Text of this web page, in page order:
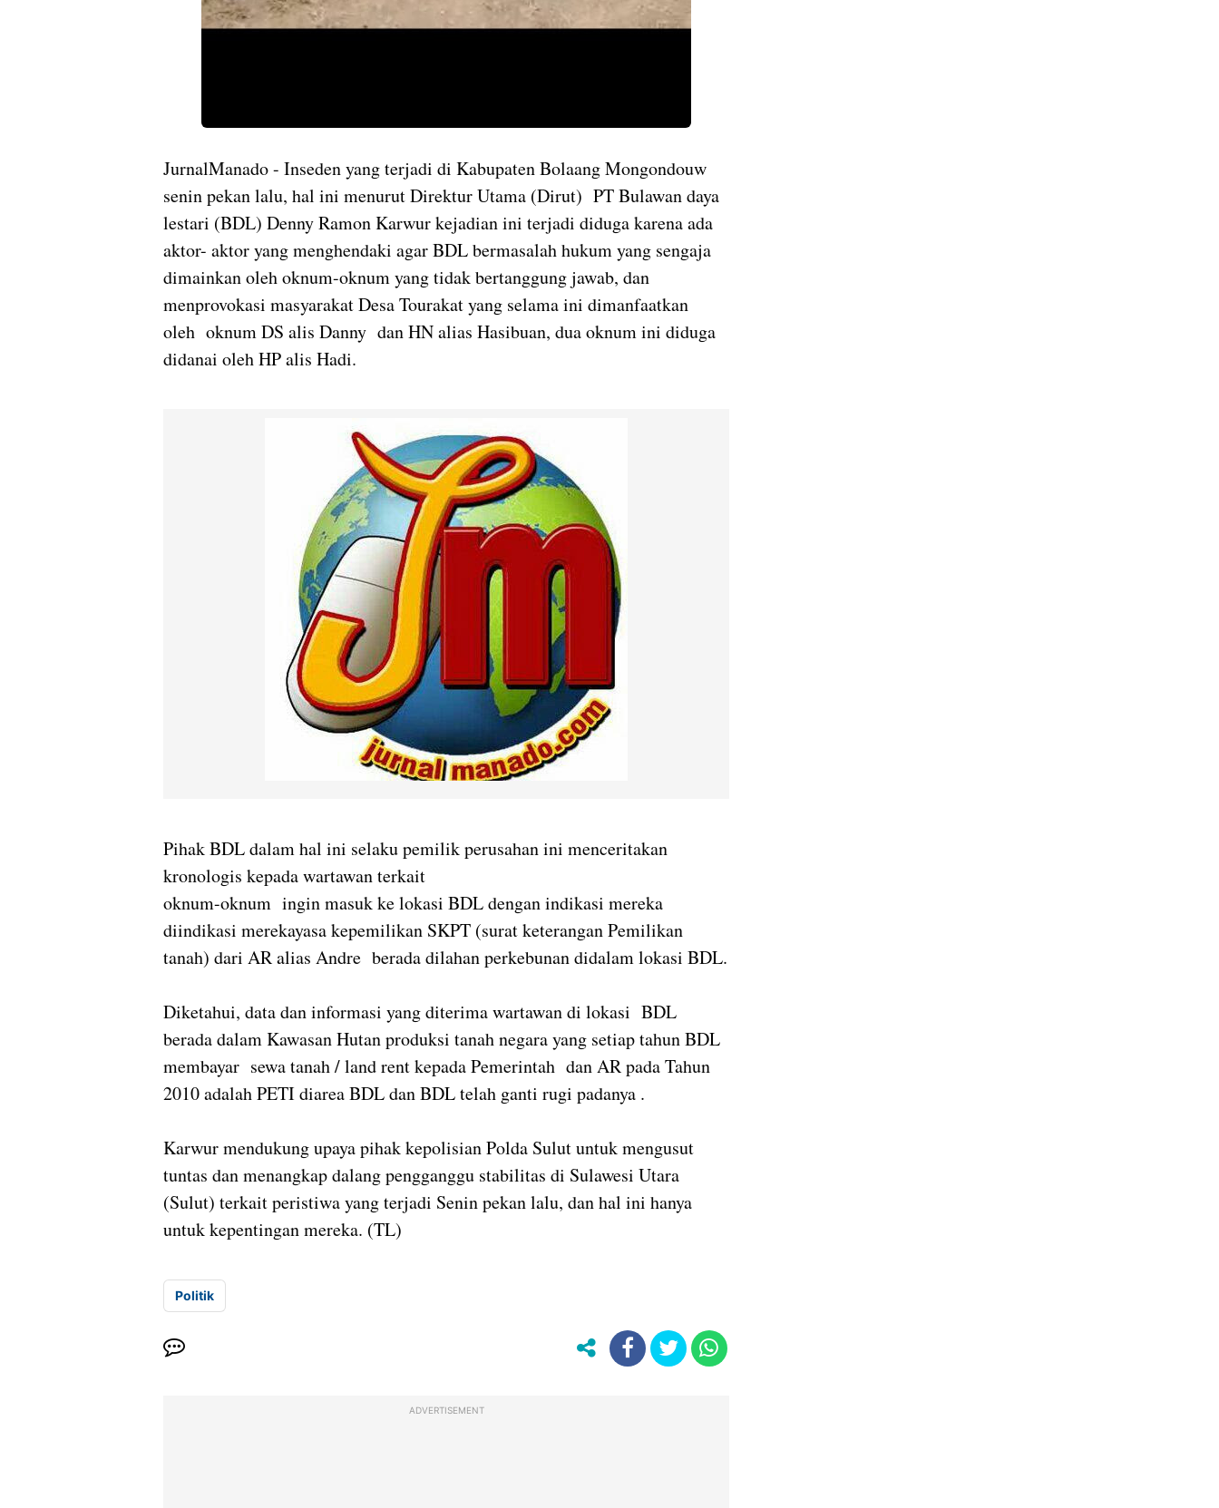
JurnalManado - Inseden yang terjadi di Kabupaten Bolaang Mongondouw
senin pekan lalu, hal ini menurut Direktur Utama (Dirut) PT Bulawan daya
lestari (BDL) Denny Ramon Karwur kejadian ini terjadi diduga karena ada
aktor- aktor yang menghendaki agar BDL bermasalah hukum yang sengaja
dimainkan oleh oknum-oknum yang tidak bertanggung jawab, dan
menprovokasi masyarakat Desa Tourakat yang selama ini dimanfaatkan
oleh oknum DS alis Danny dan HN alias Hasibuan, dua oknum ini diduga
didanai oleh HP alis Hadi.
Pihak BDL dalam hal ini selaku pemilik perusahan ini menceritakan
kronologis kepada wartawan terkait
oknum-oknum ingin masuk ke lokasi BDL dengan indikasi mereka
diindikasi merekayasa kepemilikan SKPT (surat keterangan Pemilikan
tanah) dari AR alias Andre berada dilahan perkebunan didalam lokasi BDL.
Diketahui, data dan informasi yang diterima wartawan di lokasi BDL
berada dalam Kawasan Hutan produksi tanah negara yang setiap tahun BDL
membayar sewa tanah / land rent kepada Pemerintah dan AR pada Tahun
2010 adalah PETI diarea BDL dan BDL telah ganti rugi padanya .
Karwur mendukung upaya pihak kepolisian Polda Sulut untuk mengusut
tuntas dan menangkap dalang pengganggu stabilitas di Sulawesi Utara
(Sulut) terkait peristiwa yang terjadi Senin pekan lalu, dan hal ini hanya
untuk kepentingan mereka. (TL)
Politik
ADVERTISEMENT